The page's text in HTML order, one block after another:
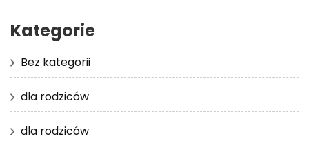
Kategorie
Bez kategorii
dla rodziców
dla rodziców